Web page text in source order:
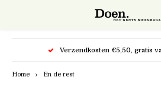
Hoofdmenu / potten & pannen
Hoofdmenu / snijgereedschap
Hoofdmenu / kappersscharen
Verzendkosten €5,50, gratis vanaf €35
Home En de rest